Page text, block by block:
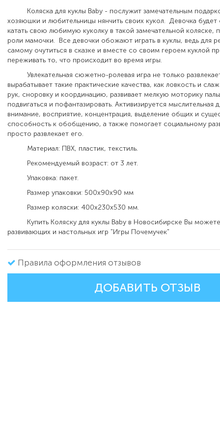
Коляска для куклы Baby - послужит замечательным
хозяюшки и любительницы нянчить своих кукол. Девочка будет
катать свою любимую куколку в такой замечательной коляске,
роли мамочки. Все девочки обожают играть в куклы, ведь для
самому очутиться в сказке и вместе со своим героем куклой
переживать то, что происходит во время игры.
Увлекательная сюжетно-ролевая игра не только
вырабатывает такие практические качества, как ловкость и
рук, сноровку и координацию, развивает мелкую моторику
подвигаться и пофантазировать. Активизируется мыслительная
внимание, восприятие, концентрация, выделение общих и
способность к обобщению, а также помогает социальному
просто развлекает его.
Материал: ПВХ, пластик, текстиль.
Рекомендуемый возраст: от 3 лет.
Упаковка: пакет.
Размер упаковки: 500х90х90 мм
Размер коляски: 400х230х530 мм.
Купить Коляску для куклы Baby в Новосибирске Вы можете
развивающих и настольных игр "Игры Почемучек"
Правила оформления отзывов
ДОБАВИТЬ ОТЗЫВ